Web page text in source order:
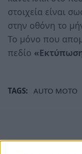
στοιχεία είναι
στην οθόνη το
Το μόνο που
πεδίο
TAGS: AUTO MOTO